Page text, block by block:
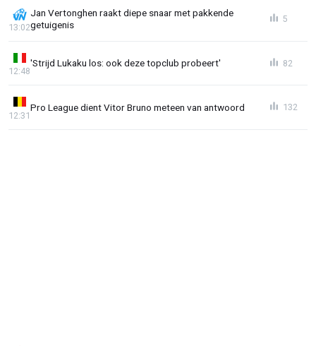
Jan Vertonghen raakt diepe snaar met pakkende
getuigenis
13:02
5
'Strijd Lukaku los: ook deze topclub probeert'
12:48
82
Pro League dient Vitor Bruno meteen van antwoord
12:31
132